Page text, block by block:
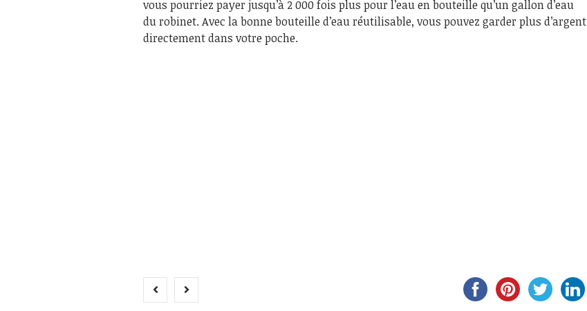
vous pourriez payer jusqu’à 2 000 fois plus pour l’eau en bouteille qu’un gallon d’eau
du robinet. Avec la bonne bouteille d’eau réutilisable, vous pouvez garder plus d’argent
directement dans votre poche.